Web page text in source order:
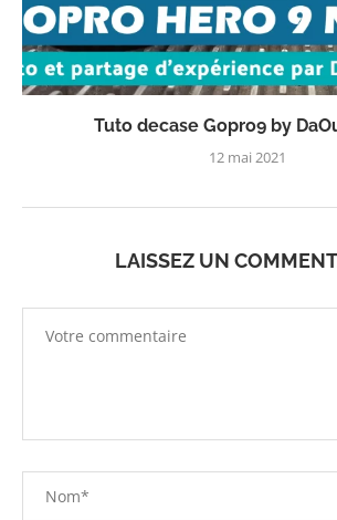
Tuto decase Gopro9 by
12 mai 2021
LAISSEZ UN